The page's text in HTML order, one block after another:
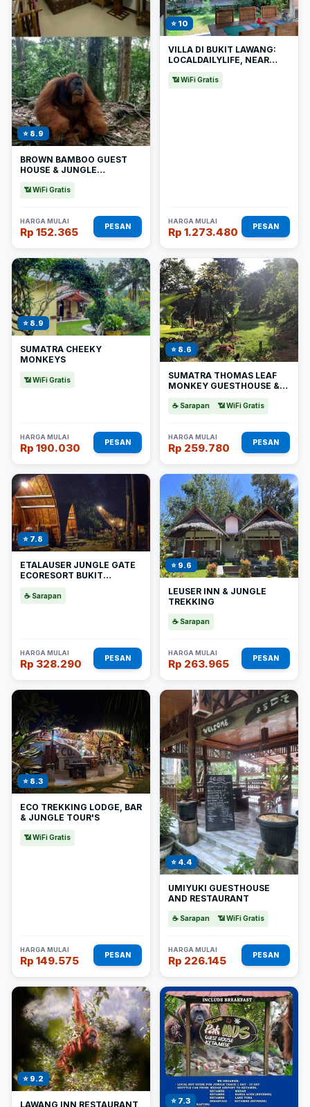
⭐ 8.9
BROWN BAMBOO GUEST
HOUSE & JUNGLE
📶 WiFi Gratis
HARGA MULAI
Rp 152.365 PESAN
⭐ 10
VILLA DI BUKIT LAWANG:
LOCALDAILYLIFE, NEAR
📶 WiFi Gratis
HARGA MULAI
Rp 1.273.480 PESAN
⭐ 8.9
SUMATRA CHEEKY
MONKEYS
📶 WiFi Gratis
HARGA MULAI
Rp 190.030 PESAN
⭐ 8.6
SUMATRA THOMAS LEAF
MONKEY GUESTHOUSE &
☕ Sarapan 📶 WiFi Gratis
HARGA MULAI
Rp 259.780 PESAN
⭐ 7.8
ETALAUSER JUNGLE GATE
ECORESORT BUKIT
☕ Sarapan
HARGA MULAI
Rp 328.290 PESAN
⭐ 9.6
LEUSER INN & JUNGLE
TREKKING
☕ Sarapan
HARGA MULAI
Rp 263.965 PESAN
⭐ 8.3
ECO TREKKING LODGE, BAR
& JUNGLE TOUR'S
📶 WiFi Gratis
HARGA MULAI
Rp 149.575 PESAN
⭐ 4.4
UMIYUKI GUESTHOUSE
AND RESTAURANT
☕ Sarapan 📶 WiFi Gratis
HARGA MULAI
Rp 226.145 PESAN
⭐ 9.2
LAWANG INN RESTAURANT
⭐ 7.3